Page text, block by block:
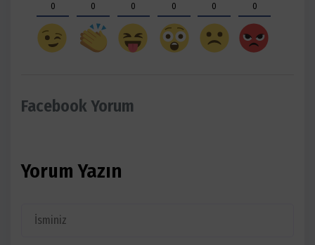
0 0 0 0 0 0
Facebook Yorum
Yorum Yazın